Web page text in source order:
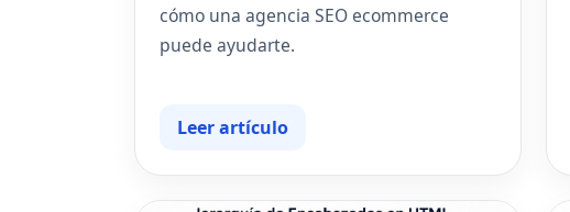
cómo una agencia SEO ecommerce
puede ayudarte.
Leer artículo